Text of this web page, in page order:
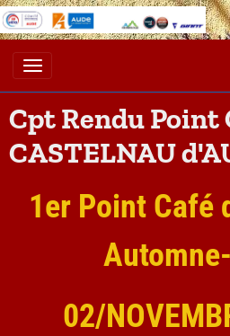
Cpt Rendu Point
CASTELNAU
1er Point Café
02/